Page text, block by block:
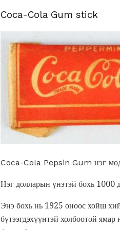
Coca-Cola Gum stick
Coca-Cola Pepsin Gum нэг
Нэг долларын үнэтэй бохь 1000
Энэ бохь нь 1925 оноос хойш
бүтээгдэхүүнтэй холбоотой